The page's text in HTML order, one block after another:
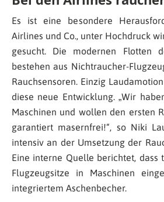
Es ist eine besondere
Airlines und Co., unter Hochdruck
gesucht. Die modernen Flotten
bestehen aus Nichtraucher-
Rauchsensoren. Einzig
diese neue Entwicklung. „Wir
Maschinen und wollen den ersten
garantiert masernfrei!“, so Niki
intensiv an der Umsetzung der
Eine interne Quelle berichtet, dass
Flugzeugsitze in Maschinen
integriertem Aschenbecher.